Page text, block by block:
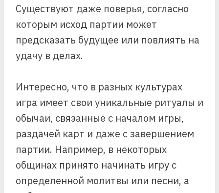
Существуют даже поверья, согласно
которым исход партии может
предсказать будущее или повлиять на
удачу в делах.
Интересно, что в разных культурах
игра имеет свои уникальные ритуалы и
обычаи, связанные с началом игры,
раздачей карт и даже с завершением
партии. Например, в некоторых
общинах принято начинать игру с
определенной молитвы или песни, а